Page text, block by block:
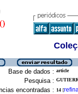
Base de dados : article
Pesquisa :
encontradas : 14 [